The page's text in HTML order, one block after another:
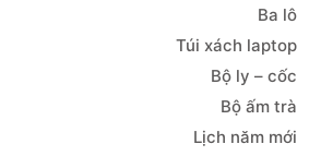
Ba lô
Túi xách laptop
Bộ ly – cốc
Bộ ấm trà
Lịch năm mới